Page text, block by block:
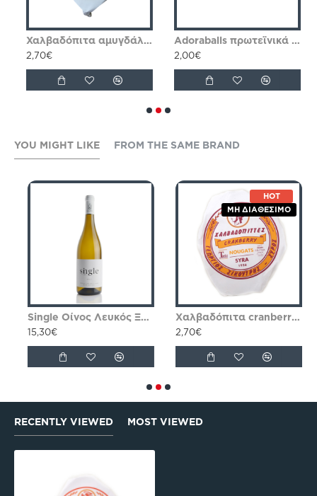
Χαλβαδόπιτα αμυγδάλου Συκουτρής 90γρ
2,70€
Adoraballs πρωτεϊνικά μπαλάκια double coconut dream 40γρ Nutree Χ.ΓΛ
2,00€
YOU MIGHT LIKE FROM THE SAME BRAND
Single Οίνος Λευκός Ξηρός Ποικιλιακός Παρά…Κόποις 750ml
15,30€
HOT
ΜΗ ΔΙΑΘΈΣΙΜΟ
Xαλβαδόπιτα cranberry Συκουτρής 70gr
2,70€
RECENTLY VIEWED MOST VIEWED